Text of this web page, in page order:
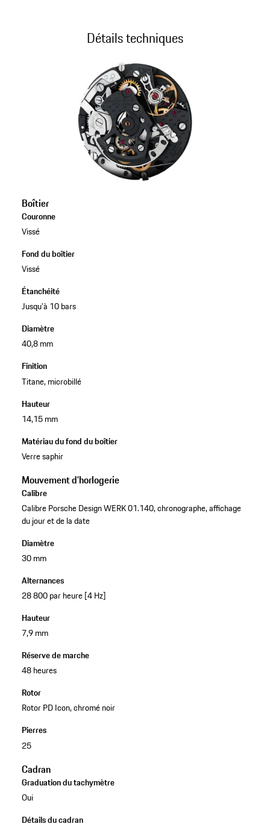
Détails techniques
Boîtier
Couronne
Vissé
Fond du boîtier
Vissé
Étanchéité
Jusqu'à 10 bars
Diamètre
40,8 mm
Finition
Titane, microbillé
Hauteur
14,15 mm
Matériau du fond du boîtier
Verre saphir
Mouvement d’horlogerie
Calibre
Calibre Porsche Design WERK 01.140, chronographe, affichage
du jour et de la date
Diamètre
30 mm
Alternances
28 800 par heure [4 Hz]
Hauteur
7,9 mm
Réserve de marche
48 heures
Rotor
Rotor PD Icon, chromé noir
Pierres
25
Cadran
Graduation du tachymètre
Oui
Détails du cadran